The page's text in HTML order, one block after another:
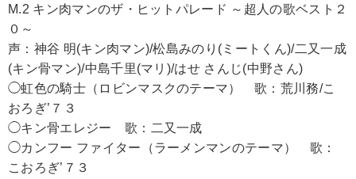
M.2 キン肉マンのザ・ヒットパレード ～超人の歌ベスト２
０～
声：神谷 明(キン肉マン)/松島みのり(ミートくん)/二又一成
(キン骨マン)/中島千里(マリ)/はせ さんじ(中野さん)
◯虹色の騎士（ロビンマスクのテーマ） 歌：荒川務/こ
おろぎ’７３
◯キン骨エレジー 歌：二又一成
◯カンフー ファイター（ラーメンマンのテーマ） 歌：
こおろぎ’７３